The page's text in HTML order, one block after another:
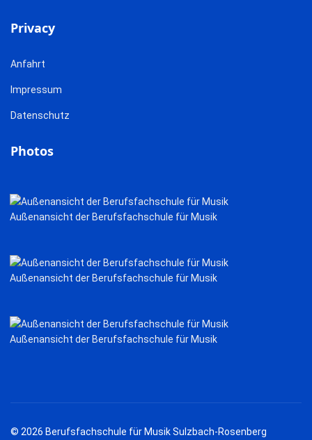
Privacy
Anfahrt
Impressum
Datenschutz
Photos
Außenansicht der Berufsfachschule für Musik
Außenansicht der Berufsfachschule für Musik
Außenansicht der Berufsfachschule für Musik
© 2026 Berufsfachschule für Musik Sulzbach-Rosenberg